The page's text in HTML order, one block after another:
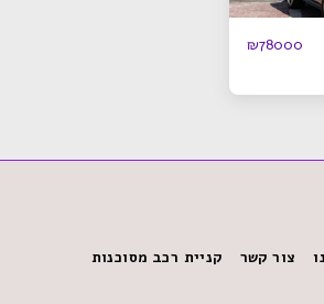
₪78000
צור קשר
קניית רכב מסוכנות